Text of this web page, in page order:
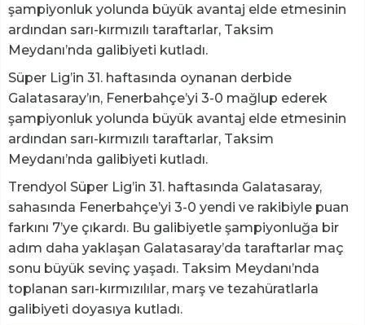
şampiyonluk yolunda büyük avantaj elde etmesinin
ardından sarı-kırmızılı taraftarlar, Taksim
Meydanı’nda galibiyeti kutladı.
Süper Lig’in 31. haftasında oynanan derbide
Galatasaray’ın, Fenerbahçe’yi 3-0 mağlup ederek
şampiyonluk yolunda büyük avantaj elde etmesinin
ardından sarı-kırmızılı taraftarlar, Taksim
Meydanı’nda galibiyeti kutladı.
Trendyol Süper Lig’in 31. haftasında Galatasaray,
sahasında Fenerbahçe’yi 3-0 yendi ve rakibiyle puan
farkını 7’ye çıkardı. Bu galibiyetle şampiyonluğa bir
adım daha yaklaşan Galatasaray’da taraftarlar maç
sonu büyük sevinç yaşadı. Taksim Meydanı’nda
toplanan sarı-kırmızılılar, marş ve tezahüratlarla
galibiyeti doyasıya kutladı.